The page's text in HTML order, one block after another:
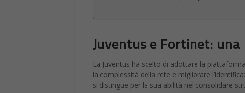
Juventus e Fortinet: una
la complessità della rete e migliorare
prestazioni complessive. L’implementazione
inclusi gli headquarters alla Continassa, il Data
della Prima Squadra Maschile.